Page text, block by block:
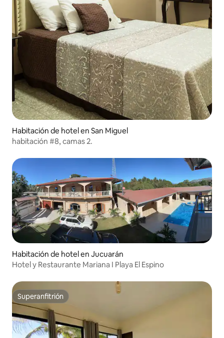
Habitación de hotel en San Miguel
habitación #8, camas 2.
Habitación de hotel en Jucuarán
Hotel y Restaurante Mariana I Playa El Espino
Superanfitrión
Superanfitrión